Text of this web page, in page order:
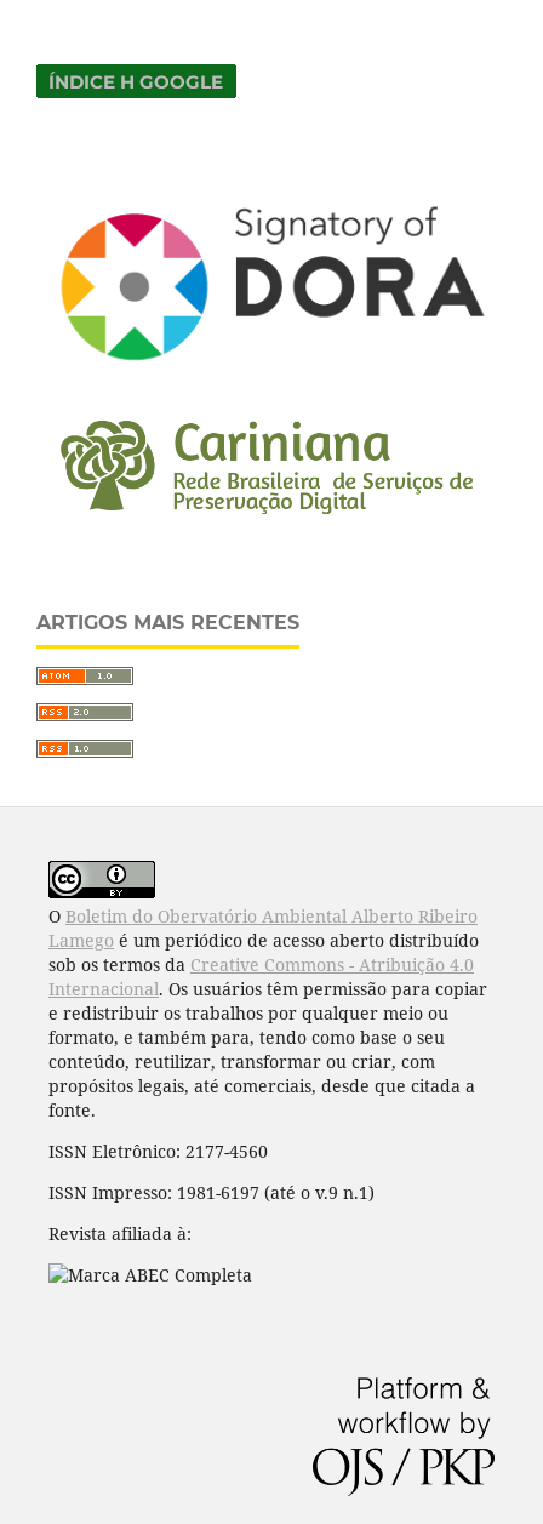
ARTIGOS MAIS RECENTES
O Boletim do Obervatório Ambiental Alberto Ribeiro
Lamego é um periódico de acesso aberto distribuído
sob os termos da Creative Commons - Atribuição 4.0
Internacional. Os usuários têm permissão para copiar
e redistribuir os trabalhos por qualquer meio ou
formato, e também para, tendo como base o seu
conteúdo, reutilizar, transformar ou criar, com
propósitos legais, até comerciais, desde que citada a
fonte.
ISSN Eletrônico: 2177-4560
ISSN Impresso: 1981-6197 (até o v.9 n.1)
Revista afiliada à: